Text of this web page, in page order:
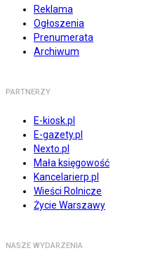
Reklama
Ogłoszenia
Prenumerata
Archiwum
PARTNERZY
E-kiosk.pl
E-gazety.pl
Nexto.pl
Mała księgowość
Kancelarierp.pl
Wieści Rolnicze
Życie Warszawy
NASZE WYDARZENIA